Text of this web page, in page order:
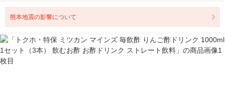
熊本地震の影響について